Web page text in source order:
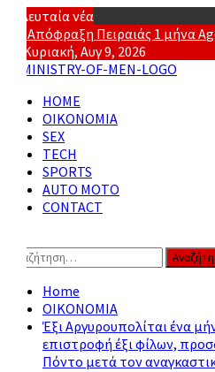
Skip
content
Τελευταία νέα
Απόφραξη Πειραιάς1 μήνα Ago
Κυριακή, Αυγ 9, 2026
Online Lifestyle περιοδικό για
Primary
Menu
HOME
ΟΙΚΟΝΟΜΙΑ
SEX
TECH
SPORTS
AUTO MOTO
CONTACT
Αναζήτηση
για:
Home
ΟΙΚΟΝΟΜΙΑ
Έξι Αργυρουπολίται ένα
επιστροφή έξι φίλων,
Πόντο μετά τον